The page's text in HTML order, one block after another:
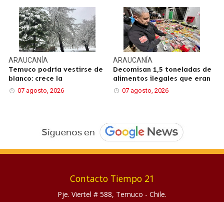
ARAUCANÍA
Temuco podría vestirse de
blanco: crece la
07 agosto, 2026
ARAUCANÍA
Decomisan 1,5 toneladas de
alimentos ilegales que eran
07 agosto, 2026
Contacto Tiempo 21
Pje. Viertel # 588, Temuco - Chile.